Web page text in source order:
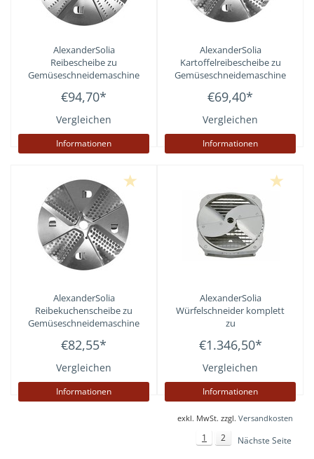
AlexanderSolia
Reibescheibe zu
Gemüseschneidemaschine
€94,70*
Vergleichen
Informationen
AlexanderSolia
Kartoffelreibescheibe zu
Gemüseschneidemaschine
€69,40*
Vergleichen
Informationen
AlexanderSolia
Reibekuchenscheibe zu
Gemüseschneidemaschine
€82,55*
Vergleichen
Informationen
AlexanderSolia
Würfelschneider komplett
zu
Cutty
€1.346,50*
Vergleichen
Informationen
exkl. MwSt. zzgl. Versandkosten
1 2 Nächste Seite